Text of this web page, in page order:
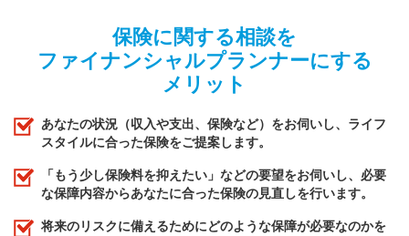
保険に関する相談を
ファイナンシャルプランナーにする
メリット
あなたの状況（収入や支出、保険など）をお伺いし、ライフ
スタイルに合った保険をご提案します。
「もう少し保険料を抑えたい」などの要望をお伺いし、必要
な保障内容からあなたに合った保険の見直しを行います。
将来のリスクに備えるためにどのような保障が必要なのかを